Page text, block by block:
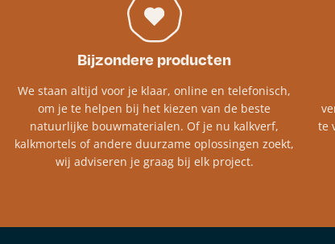
Bijzondere producten
We staan altijd voor je klaar, online en telefonisch,
om je te helpen bij het kiezen van de beste
natuurlijke bouwmaterialen. Of je nu kalkverf,
kalkmortels of andere duurzame oplossingen zoekt,
wij adviseren je graag bij elk project.​
te